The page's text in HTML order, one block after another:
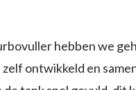
hebben we
ontwikkeld en